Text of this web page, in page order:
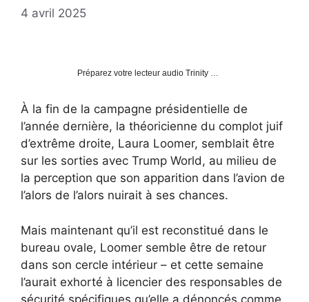
4 avril 2025
Préparez votre lecteur audio Trinity …
À la fin de la campagne présidentielle de
l’année dernière, la théoricienne du complot juif
d’extrême droite, Laura Loomer, semblait être
sur les sorties avec Trump World, au milieu de
la perception que son apparition dans l’avion de
l’alors de l’alors nuirait à ses chances.
Mais maintenant qu’il est reconstitué dans le
bureau ovale, Loomer semble être de retour
dans son cercle intérieur – et cette semaine
l’aurait exhorté à licencier des responsables de
sécurité spécifiques qu’elle a dénoncés comme